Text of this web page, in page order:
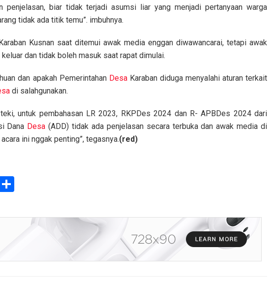
penjelasan, biar tidak terjadi asumsi liar yang menjadi pertanyaan warga
tidak ada titik temu”. imbuhnya.
Kusnan saat ditemui awak media enggan diwawancarai, tetapi awak
dan tidak boleh masuk saat rapat dimulai.
dan apakah Pemerintahan DesaKaraban diduga menyalahi aturan terkait
di salahgunakan.
untuk pembahasan LR 2023, RKPDes 2024 dan R- APBDes 2024 dari
Dana Desa (ADD) tidak ada penjelasan secara terbuka dan awak media di
ini nggak penting”, tegasnya.(red)
ar